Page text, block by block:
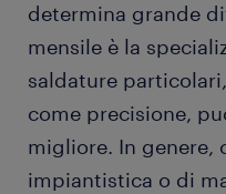
determina grande
mensile è la
saldature
come precisione,
migliore. In genere,
impiantistica o di